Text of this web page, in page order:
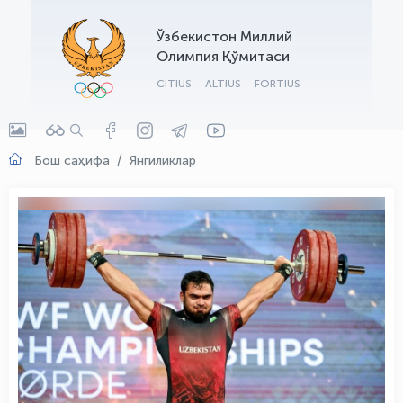
Ўзбекистон Миллий
Олимпия Қўмитаси
CITIUS ALTIUS FORTIUS
Бош саҳифа Янгиликлар
OLYMPCHIK AI - yordamchi
Онлайн · olympic.uz